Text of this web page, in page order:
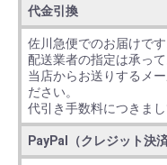
代金引換
佐川急便でのお届けです
配送業者の指定は承って
当店からお送りするメ
ださい。
代引き手数料につきま
PayPal（クレジット決済